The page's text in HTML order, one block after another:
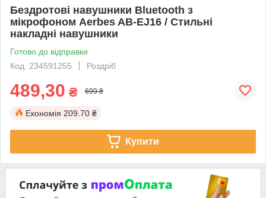
Бездротові навушники Bluetooth з
мікрофоном Aerbes AB-EJ16 / Стильні
накладні навушники
Готово до відправки
Код: 234591255
Роздріб
489,30 ₴ 699 ₴
Економія 209.70 ₴
Купити